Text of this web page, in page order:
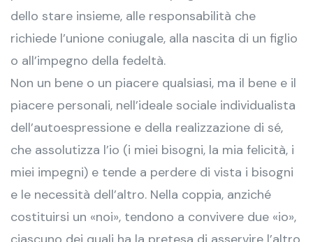
dello stare insieme, alle responsabilità che
richiede l’unione coniugale, alla nascita di un figlio
o all’impegno della fedeltà.
Non un bene o un piacere qualsiasi, ma il bene e il
piacere personali, nell’ideale sociale individualista
dell’autoespressione e della realizzazione di sé,
che assolutizza l’io (i miei bisogni, la mia felicità, i
miei impegni) e tende a perdere di vista i bisogni
e le necessità dell’altro. Nella coppia, anziché
costituirsi un «noi», tendono a convivere due «io»,